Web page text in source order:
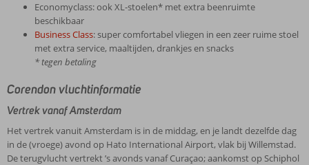
Economyclass: ook XL-stoelen* met extra beenruimte
beschikbaar
Business Class: super comfortabel vliegen in een zeer ruime stoel
met extra service, maaltijden, drankjes en snacks
* tegen betaling
Corendon vluchtinformatie
Vertrek vanaf Amsterdam
Het vertrek vanuit Amsterdam is in de middag, en je landt dezelfde dag
in de (vroege) avond op Hato International Airport, vlak bij Willemstad.
De terugvlucht vertrekt ’s avonds vanaf Curaçao; aankomst op Schiphol